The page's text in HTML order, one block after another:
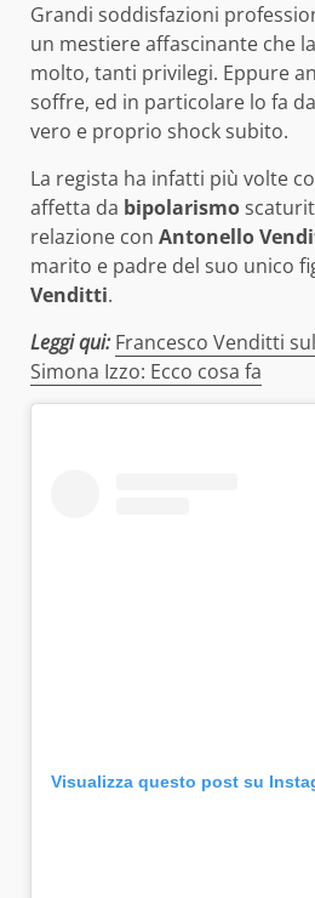
Grandi soddisfazioni
un mestiere affascinante che
molto, tanti privilegi. Eppure
soffre, ed in particolare lo fa
vero e proprio shock subito.
La regista ha infatti più volte
affetta da bipolarismo
relazione con Antonello
marito e padre del suo unico
Venditti.
Leggi qui: Francesco Venditti
Simona Izzo: Ecco cosa fa
Visualizza questo post su